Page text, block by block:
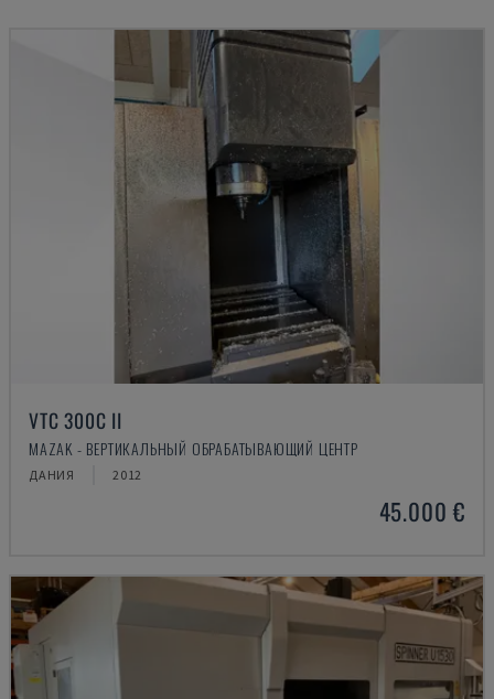
VTC 300C II
MAZAK - ВЕРТИКАЛЬНЫЙ ОБРАБАТЫВАЮЩИЙ ЦЕНТР
ДАНИЯ 2012
45.000 €